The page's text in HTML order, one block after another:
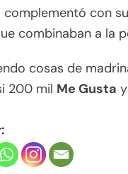
con
combinaban a la
cosas de
200 mil Me Gusta